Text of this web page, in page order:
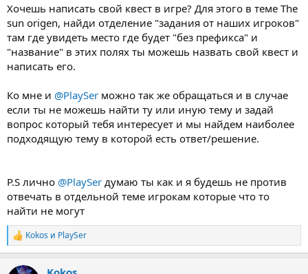
Хочешь написать свой квест в игре? Для этого в теме The
sun origen, найди отделение "задания от наших игроков"
там где увидеть место где будет "без префикса" и
"название" в этих полях ты можешь назвать свой квест и
написать его.
Ко мне и @PlaySer можно так же обращаться и в случае
если ты не можешь найти ту или иную тему и задай
вопрос который тебя интересует и мы найдем наиболее
подходящую тему в которой есть ответ/решение.
P.S лично @PlaySer думаю ты как и я будешь не против
отвечать в отдельной теме игрокам которые что то
найти не могут
Р
е
Kokos и PlaySer